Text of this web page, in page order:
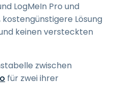
LogMeIn Pro und
Lösung
keinen versteckten
zwischen
für zwei ihrer